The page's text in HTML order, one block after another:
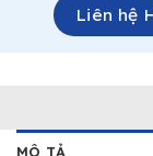
Liên hệ
MÔ TẢ